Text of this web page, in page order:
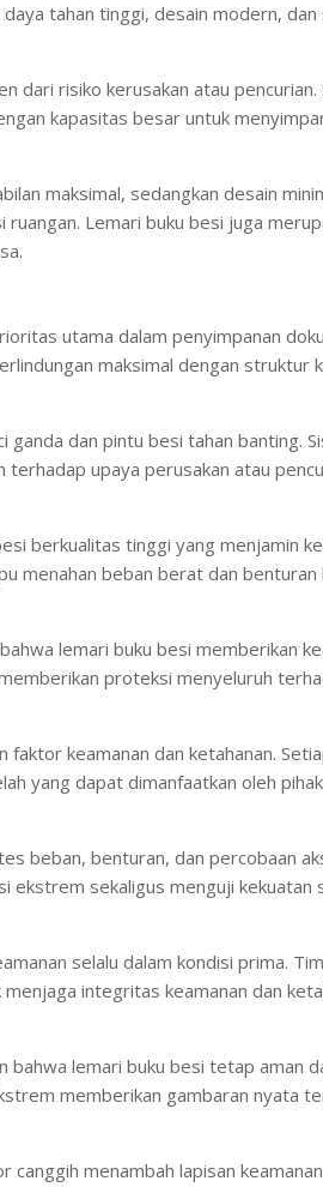
tahan tinggi, desain modern,
dari risiko kerusakan atau pencurian.
kapasitas besar untuk
maksimal, sedangkan desain
Lemari buku besi juga
utama dalam penyimpanan
maksimal dengan struktur
dan pintu besi tahan banting.
upaya perusakan atau
berkualitas tinggi yang menjamin
menahan beban berat dan benturan
lemari buku besi memberikan
proteksi menyeluruh
keamanan dan ketahanan.
yang dapat dimanfaatkan oleh
beban, benturan, dan percobaan
ekstrem sekaligus menguji kekuatan
selalu dalam kondisi prima.
integritas keamanan dan
lemari buku besi tetap aman
memberikan gambaran nyata
canggih menambah lapisan